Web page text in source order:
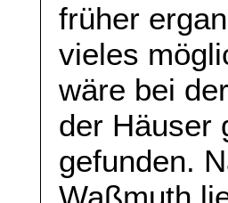
früher
vieles
wäre bei
der Häuser
gefunden.